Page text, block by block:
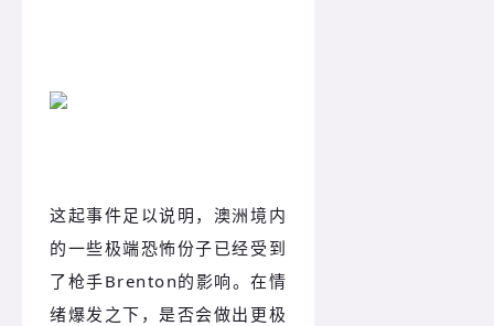
这起事件足以说明，澳洲境内
的一些极端恐怖份子已经受到
了枪手Brenton的影响。在情
绪爆发之下，是否会做出更极